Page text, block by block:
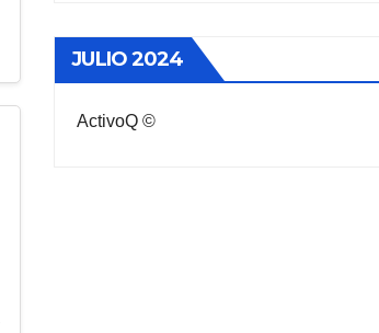
JULIO 2024
ActivoQ ©